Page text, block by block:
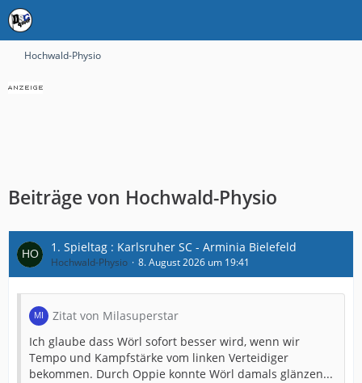
Hochwald-Physio
Beiträge von Hochwald-Physio
1. Spieltag : Karlsruher SC - Arminia Bielefeld
Hochwald-Physio 8. August 2026 um 19:41
Zitat von Milasuperstar
Ich glaube dass Wörl sofort besser wird, wenn wir
Tempo und Kampfstärke vom linken Verteidiger
bekommen. Durch Oppie konnte Wörl damals glänzen...